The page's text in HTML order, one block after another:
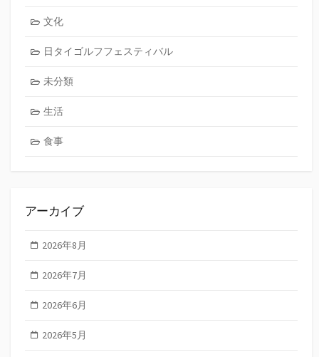
文化
日タイゴルフフェスティバル
未分類
生活
食事
アーカイブ
2026年8月
2026年7月
2026年6月
2026年5月